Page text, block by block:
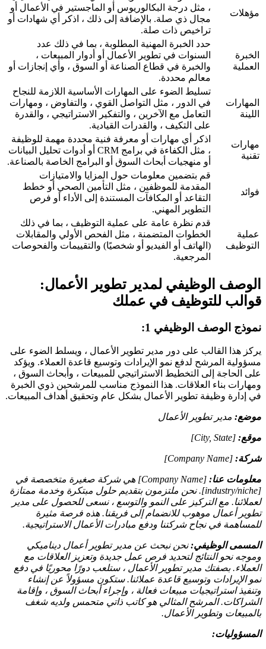
مؤهلات
، مثل درجة البكالوريوس أو الماجستير في الأعمال أو
مجال ذي صلة. بالإضافة إلى ذلك ، اذكر أي شهادات أو
تراخيص ذات صلة.
الخبرة
العملية
حدد الخبرة المهنية المطلوبة ، بما في ذلك عدد
السنوات في تطوير الأعمال أو أدوار المبيعات ،
والخبرة في قطاع الصناعة أو السوق ، وأي إنجازات أو
معالم محددة.
المهارات
اللينة
تسليط الضوء على المهارات الأساسية اللازمة للنجاح
في الدور ، مثل التواصل القوي ، والتفاوض ، ومهارات
التعامل مع الآخرين ، والتفكير الاستراتيجي ، والقدرة
على التكيف ، والقدرات القيادية.
مهارات
تقنية
اذكر أي مهارات أو معرفة فنية محددة مهمة للوظيفة
، مثل الكفاءة في برامج CRM أو أدوات تحليل البيانات
أو منهجيات أبحاث السوق أو البرامج الخاصة بالصناعة.
فوائد
قم بتضمين معلومات حول المزايا والامتيازات
المقدمة للموظفين ، مثل التأمين الصحي أو خطط
التقاعد أو المكافآت المستندة إلى الأداء أو فرص
التطوير المهني.
عملية
التوظيف
قدم نظرة عامة على عملية التوظيف ، بما في ذلك
الخطوات المتضمنة ، مثل الفحص الأولي والمقابلات
(الهاتف أو الفيديو أو شخصيًا) والتقييمات والفحوصات
المرجعية.
الوصف الوظيفي لمدير تطوير الأعمال:
قوالب للتوظيف في عملك
نموذج الوصف الوظيفي 1:
يركز هذا القالب على دور مدير تطوير الأعمال ، ويسلط الضوء على
مسؤولية المرشح لدفع نمو الإيرادات وتوسيع قاعدة العملاء. ويؤكد
على الحاجة إلى التخطيط الاستراتيجي للمبيعات ، وأبحاث السوق ،
ومهارات بناء العلاقات. هذا النموذج مناسب للمرشحين ذوي الخبرة
في إدارة وظيفة تطوير الأعمال بشكل عام وتحقيق أهداف المبيعات.
موضع: مدير تطوير الأعمال
موقع: [City, State]
شركة: [Company Name]
معلومات عنا:
[Company Name] هي شركة صغيرة متخصصة في
[industry/niche]. نحن ملتزمون بتقديم حلول مبتكرة وخدمة ممتازة
لعملائنا. مع التركيز على النمو والتوسع ، نسعى للحصول على مدير
تطوير أعمال موهوب للانضمام إلى فريقنا. هذه فرصة مثيرة
للمساهمة في نجاح شركتنا ودفع مبادرات الأعمال الاستراتيجية.
المسمى الوظيفي:نحن نبحث عن مدير تطوير أعمال ديناميكي
وموجه نحو النتائج لتحديد فرص عمل جديدة وتعزيز العلاقات مع
العملاء. بصفتك مدير تطوير الأعمال ، ستلعب دورًا محوريًا في دفع
نمو الإيرادات وتوسيع قاعدة عملائنا. ستكون مسؤولاً عن إنشاء
وتنفيذ استراتيجيات مبيعات فعالة ، وإجراء أبحاث السوق ، وإقامة
الشراكات. المرشح المثالي هو كاتب ذاتي متحمس ولديه شغف
بالمبيعات وتطوير الأعمال.
المسؤوليات: